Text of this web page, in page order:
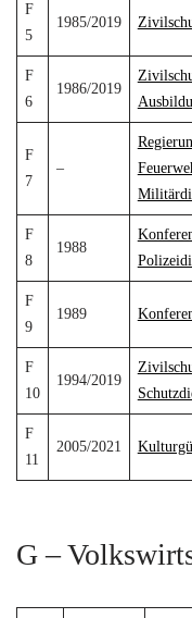
F
5
1985/2019
F
6
1986/2019
F
7
–
F
8
1988
F
9
1989
F
10
1994/2019
F
11
2005/2021
G –